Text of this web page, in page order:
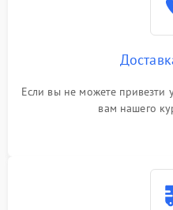
Если вы не можете привезти
вам нашего